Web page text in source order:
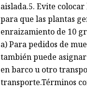
aislada.5. Evite
para que las plantas
enraizamiento de 10
a) Para pedidos de
también puede
en barco u otro
transporte.Términos